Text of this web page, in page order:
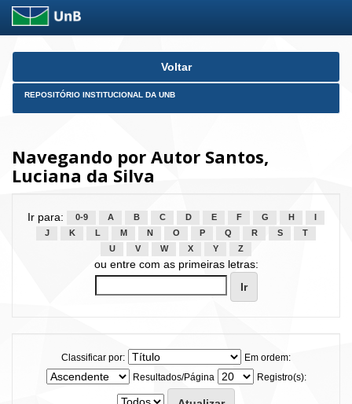
Skip
Voltar
REPOSITÓRIO INSTITUCIONAL DA UNB
Navegando por Autor Santos,
Luciana da Silva
Ir para: 0-9 A B C D E F G H
J
K L M N O P Q R S
T
U
V W X Y Z
ou entre com as primeiras letras:
Classificar por:
Em ordem:
Resultados/Página
Registro(s):